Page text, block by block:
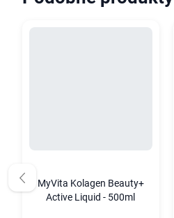
MyVita Kolagen Beauty+
Active Liquid - 500ml